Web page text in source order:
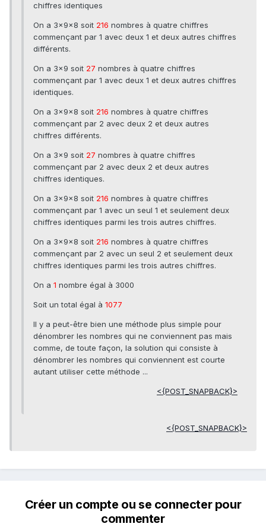
chiffres identiques
On a 3x9×8 soit 216 nombres à quatre chiffres
commençant par 1 avec deux 1 et deux autres chiffres
différents.
On a 3x9 soit 27 nombres à quatre chiffres
commençant par 1 avec deux 1 et deux autres chiffres
identiques.
On a 3x9×8 soit 216 nombres à quatre chiffres
commençant par 2 avec deux 2 et deux autres
chiffres différents.
On a 3x9 soit 27 nombres à quatre chiffres
commençant par 2 avec deux 2 et deux autres
chiffres identiques.
On a 3×9x8 soit 216 nombres à quatre chiffres
commençant par 1 avec un seul 1 et seulement deux
chiffres identiques parmi les trois autres chiffres.
On a 3×9x8 soit 216 nombres à quatre chiffres
commençant par 2 avec un seul 2 et seulement deux
chiffres identiques parmi les trois autres chiffres.
On a 1 nombre égal à 3000
Soit un total égal à 1077
Il y a peut-être bien une méthode plus simple pour
dénombrer les nombres qui ne conviennent pas mais
comme, de toute façon, la solution qui consiste à
dénombrer les nombres qui conviennent est courte
autant utiliser cette méthode ...
<{POST_SNAPBACK}>
<{POST_SNAPBACK}>
Créer un compte ou se connecter pour
commenter